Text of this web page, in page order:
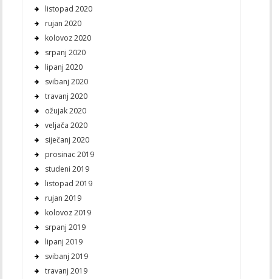
listopad 2020
rujan 2020
kolovoz 2020
srpanj 2020
lipanj 2020
svibanj 2020
travanj 2020
ožujak 2020
veljača 2020
siječanj 2020
prosinac 2019
studeni 2019
listopad 2019
rujan 2019
kolovoz 2019
srpanj 2019
lipanj 2019
svibanj 2019
travanj 2019